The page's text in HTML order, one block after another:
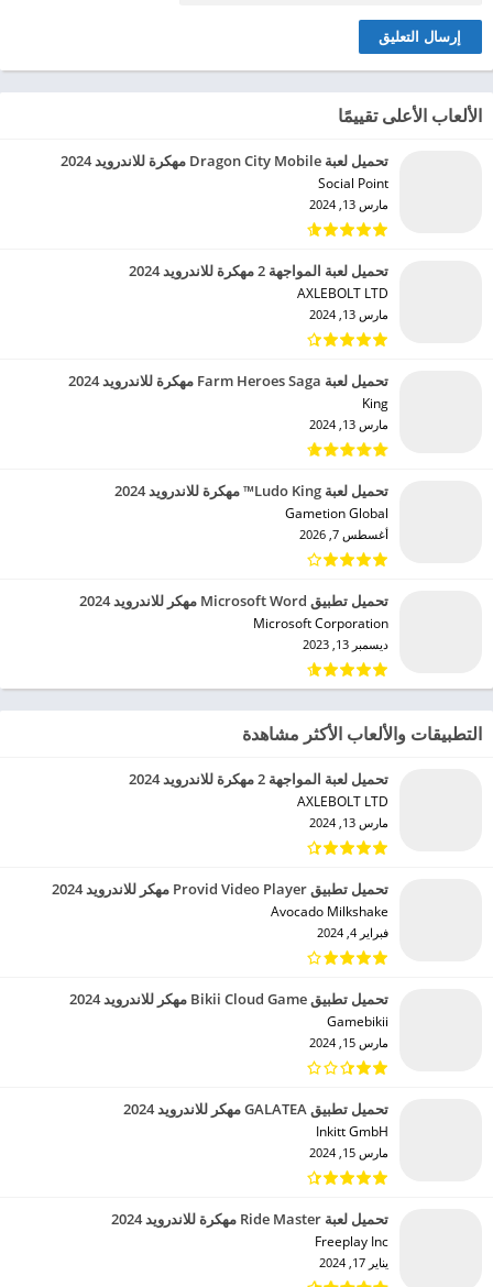
الألعاب الأعلى تقييمًا
تحميل لعبة Dragon City Mobile مهكرة للاندرويد 2024
Social Point‏
مارس 13, 2024
تحميل لعبة المواجهة 2 مهكرة للاندرويد 2024
AXLEBOLT LTD‏
مارس 13, 2024
تحميل لعبة Farm Heroes Saga مهكرة للاندرويد 2024
King‏
مارس 13, 2024
تحميل لعبة Ludo King™ مهكرة للاندرويد 2024
Gametion Global‏
أغسطس 7, 2026
تحميل تطبيق Microsoft Word مهكر للاندرويد 2024
Microsoft Corporation‏
ديسمبر 13, 2023
التطبيقات والألعاب الأكثر مشاهدة
تحميل لعبة المواجهة 2 مهكرة للاندرويد 2024
AXLEBOLT LTD‏
مارس 13, 2024
تحميل تطبيق Provid Video Player مهكر للاندرويد 2024
Avocado Milkshake‏
فبراير 4, 2024
تحميل تطبيق Bikii Cloud Game مهكر للاندرويد 2024
Gamebikii‏
مارس 15, 2024
تحميل تطبيق GALATEA مهكر للاندرويد 2024
Inkitt GmbH‏
مارس 15, 2024
تحميل لعبة Ride Master مهكرة للاندرويد 2024
Freeplay Inc‏
يناير 17, 2024